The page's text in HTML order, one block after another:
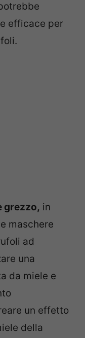
efficace per
grezzo, in
maschere
ad
una
da miele e
un effetto
della